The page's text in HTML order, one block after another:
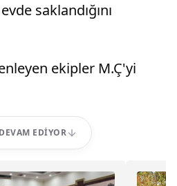
saklandığını
ekipler M.Ç'yi
EDIYOR